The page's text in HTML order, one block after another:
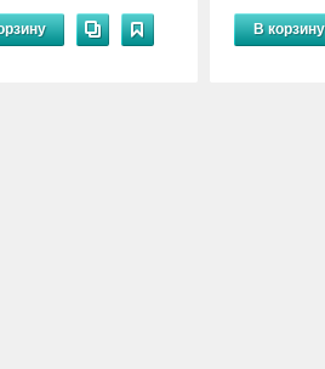
В корзину